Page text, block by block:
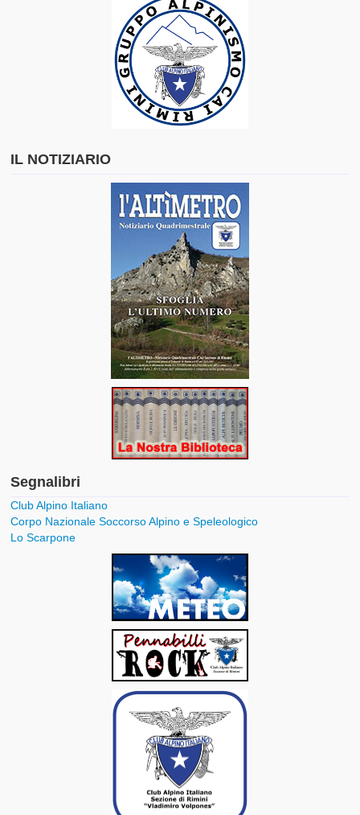
IL NOTIZIARIO
Segnalibri
Club Alpino Italiano
Corpo Nazionale Soccorso Alpino e Speleologico
Lo Scarpone